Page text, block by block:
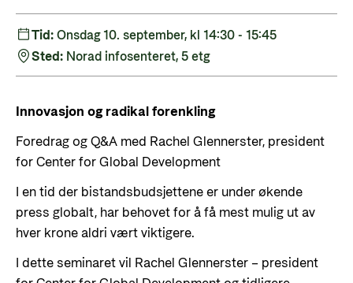
Styresett og økonomisk utvikling
For næringslivet
Statsgarantiordningen for investeringer i
fornybar energi
Norad - Partnerskap med privat sektor
Nyttige lenker
Viktige dokumenter og lenker
Partnerfordeling
Evalueringer (Norec)
Historie
Kontakt
Kontakt oss
Norads Varslingstjeneste
Presse og media
Logo
Postjournal
Tid:Onsdag 10. september, kl 14:30 - 15:45
Sted: Norad infosenteret, 5 etg
Innovasjon og radikal forenkling
Foredrag og Q&A med Rachel Glennerster, president
for Center for Global Development
I en tid der bistandsbudsjettene er under økende
press globalt, har behovet for å få mest mulig ut av
hver krone aldri vært viktigere.
I dette seminaret vil Rachel Glennerster – president